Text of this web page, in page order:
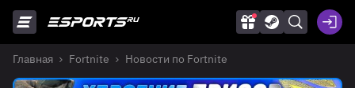
Главная Fortnite Новости по Fortnite